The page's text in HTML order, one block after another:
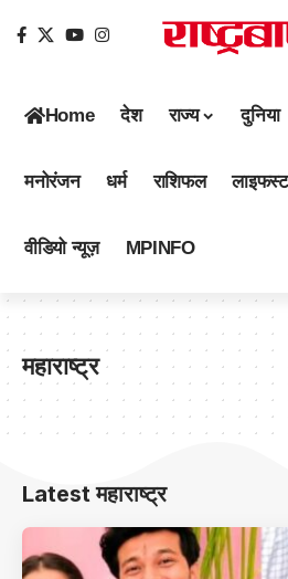
Home देश राज्य दुनिया
मनोरंजन धर्म राशिफल
वीडियो न्यूज़ MPINFO
महाराष्ट्र
Latest महाराष्ट्र